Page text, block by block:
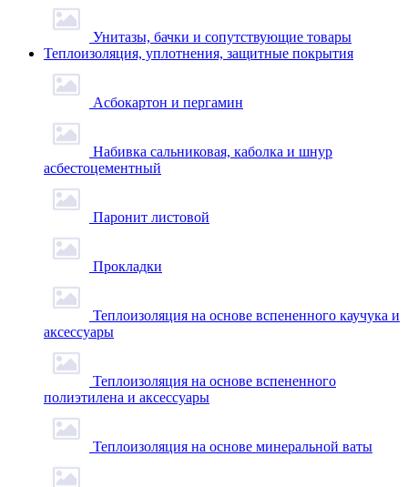
Унитазы, бачки и сопутствующие товары
Теплоизоляция, уплотнения, защитные покрытия
Асбокартон и пергамин
Набивка сальниковая, каболка и шнур
асбестоцементный
Паронит листовой
Прокладки
Теплоизоляция на основе вспененного каучука и
аксессуары
Теплоизоляция на основе вспененного
полиэтилена и аксессуары
Теплоизоляция на основе минеральной ваты